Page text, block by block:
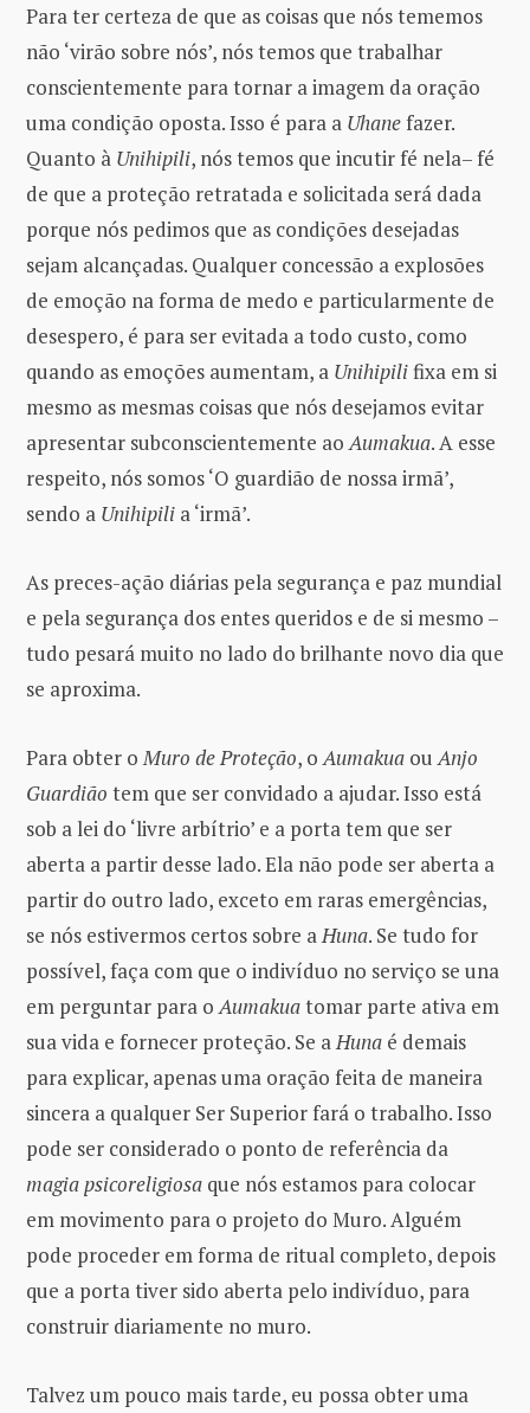
Para ter certeza de que as coisas que nós tememos
não ‘virão sobre nós’, nós temos que trabalhar
conscientemente para tornar a imagem da oração
uma condição oposta. Isso é para a Uhanefazer.
Quanto à Unihipili, nós temos que incutir fé nela– fé
de que a proteção retratada e solicitada será dada
porque nós pedimos que as condições desejadas
sejam alcançadas. Qualquer concessão a explosões
de emoção na forma de medo e particularmente de
desespero, é para ser evitada a todo custo, como
quando as emoções aumentam, a Unihipilifixa em si
mesmo as mesmas coisas que nós desejamos evitar
apresentar subconscientemente aoAumakua. A esse
respeito, nós somos ‘O guardião de nossa irmã’,
sendo a Unihipili a ‘irmã’.
As preces-ação diárias pela segurança e paz mundial
e pela segurança dos entes queridos e de si mesmo –
tudo pesará muito no lado do brilhante novo dia que
se aproxima.
Para obter oMuro de Proteção, oAumakua ouAnjo
Guardião tem que ser convidado a ajudar. Isso está
sob a lei do ‘livre arbítrio’ e a porta tem que ser
aberta a partir desse lado. Ela não pode ser aberta a
partir do outro lado, exceto em raras emergências,
se nós estivermos certos sobre aHuna. Se tudo for
possível, faça com que o indivíduo no serviço se una
em perguntar para oAumakuatomar parte ativa em
sua vida e fornecer proteção. Se aHuna é demais
para explicar, apenas uma oração feita de maneira
sincera a qualquer Ser Superior fará o trabalho. Isso
pode ser considerado o ponto de referência da
magia psicoreligiosa que nós estamos para colocar
em movimento para o projeto do Muro. Alguém
pode proceder em forma de ritual completo, depois
que a porta tiver sido aberta pelo indivíduo, para
construir diariamente no muro.
Talvez um pouco mais tarde, eu possa obter uma